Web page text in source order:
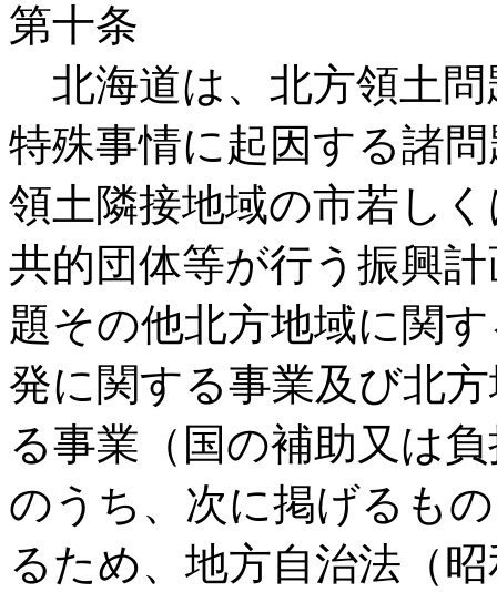
第十条
北海道は、北方領土
特殊事情に起因する諸
領土隣接地域の市若し
共的団体等が行う振興
題その他北方地域に関
発に関する事業及び北
る事業（国の補助又は
のうち、次に掲げるも
るため、地方自治法（